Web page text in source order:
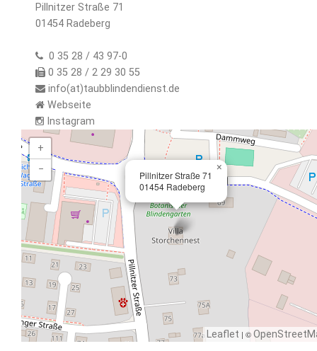
Pillnitzer Straße 71
01454 Radeberg
0 35 28 / 43 97-0
0 35 28 / 2 29 30 55
info(at)taubblindendienst.de
Webseite
Instagram
Pillnitzer Straße 71
01454 Radeberg
×
+
−
Leaflet | ©